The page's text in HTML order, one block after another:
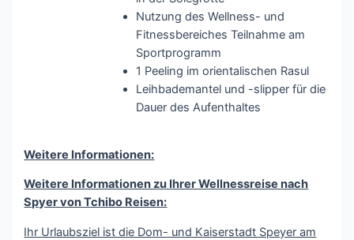
Nutzung des Wellness- und
Fitnessbereiches Teilnahme am
Sportprogramm
1 Peeling im orientalischen Rasul
Leihbademantel und -slipper für die
Dauer des Aufenthaltes
Weitere Informationen:
Weitere Informationen zu Ihrer Wellnessreise nach
Spyer von Tchibo Reisen:
Ihr Urlaubsziel ist die Dom- und Kaiserstadt Speyer am